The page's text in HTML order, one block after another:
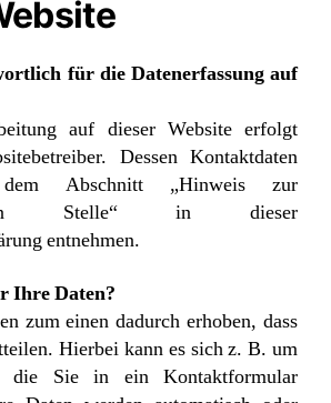
für die Datenerfassung auf
auf dieser Website erfolgt
Dessen Kontaktdaten
Abschnitt „Hinweis zur
Stelle“ in dieser
entnehmen.
Ihre Daten?
zum einen dadurch erhoben, dass
Hierbei kann es sich z. B. um
die Sie in ein Kontaktformular